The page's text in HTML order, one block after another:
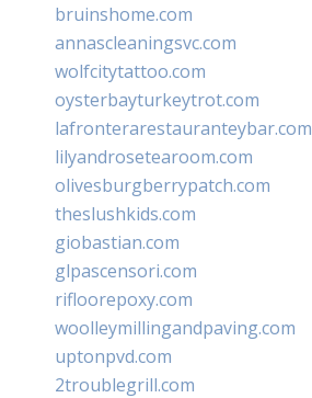
bruinshome.com
annascleaningsvc.com
wolfcitytattoo.com
oysterbayturkeytrot.com
lafronterarestauranteybar.com
lilyandrosetearoom.com
olivesburgberrypatch.com
theslushkids.com
giobastian.com
glpascensori.com
rifloorepoxy.com
woolleymillingandpaving.com
uptonpvd.com
2troublegrill.com